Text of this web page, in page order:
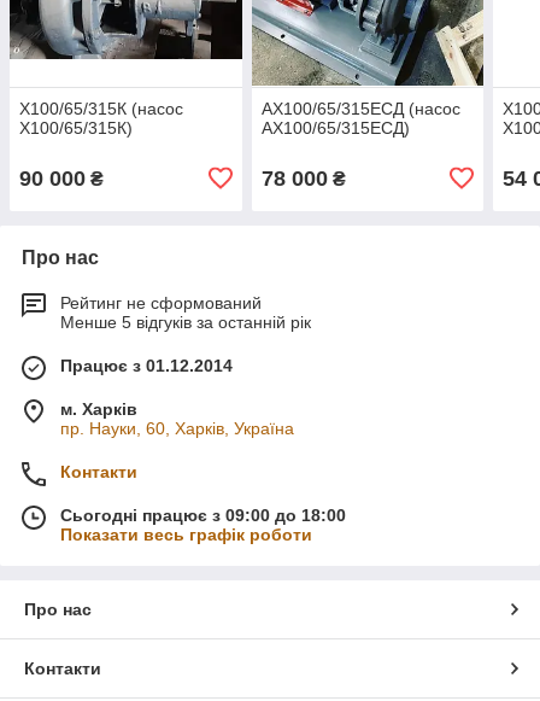
Х100/65/315К (насос
Х100/65/315К)
90 000 ₴
АХ100/65/315ЕСД (насос
АХ100/65/315ЕСД)
78 000₴ 54
Про нас
Рейтинг не сформований
Менше 5 відгуків за останній рік
Працює з 01.12.2014
м. Харків
пр. Науки, 60, Харків, Україна
Контакти
Сьогодні працює з 09:00 до 18:00
Показати весь графік роботи
Про нас
Контакти